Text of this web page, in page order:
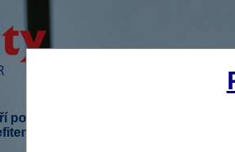
podpořili tento projekt